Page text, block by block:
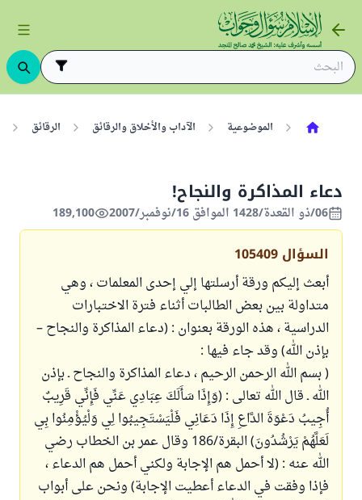
الموضوعية الآداب والأخلاق والرقائق الرقائق
دعاء المذاكرة والنجاح!
06/ذو القعدة/1428 الموافق 16/نوفمبر/2007 189,100
السؤال 105409
أبعث إليكم ورقة أرسلتها إلي إحدى المعلمات ، وهي
متداولة بين بعض الطالبات أثناء فترة الاختبارات
الدراسية ، هذه الورقة بعنوان : (دعاء المذاكرة والنجاح –
بإذن الله) وقد جاء فيها :
( بسم الله الرحمن الرحيم ، دعاء المذاكرة والنجاح ـ بإذن
الله ـ قال الله تعالى : (وَإِذَا سَأَلَكَ عِبَادِي عَنِّي فَإِنِّي قَرِيبٌ
أُجِيبُ دَعْوَةَ الدَّاعِ إِذَا دَعَانِي فَلْيَسْتَجِيبُوا لِي وَلْيُؤْمِنُوا بِي
لَعَلَّهُمْ يَرْشُدُونَ) البقرة/186 وقال عمر بن الخطاب رضي
الله عنه : (لا أحمل هم الإجابة ولكني أحمل هم الدعاء ،
فإذا وفقت في الدعاء أعطيت الإجابة) ونحن على أبواب